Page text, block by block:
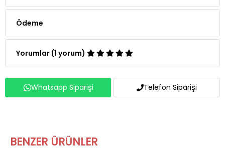
Ödeme
Yorumlar (1 yorum)
Whatsapp Siparişi Telefon Siparişi
BENZER ÜRÜNLER